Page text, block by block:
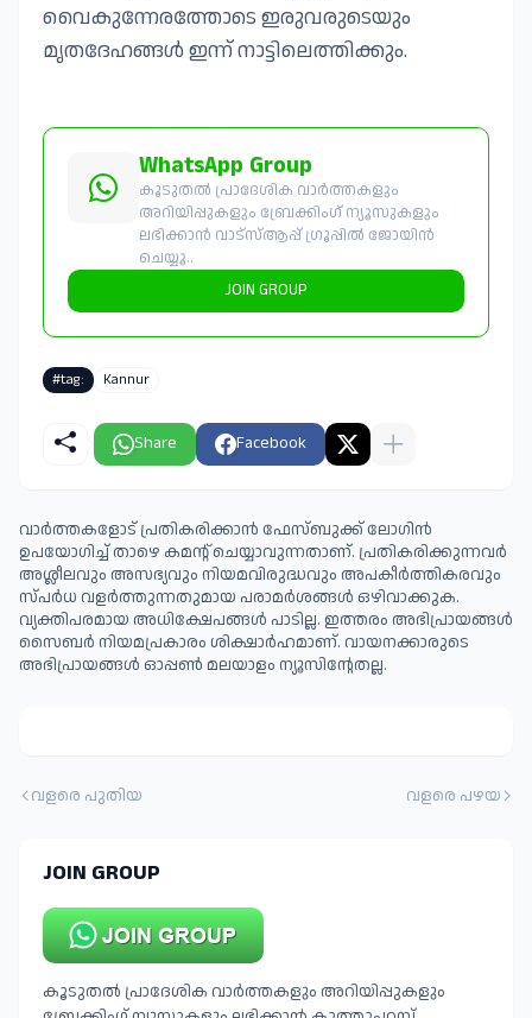
വൈകുന്നേരത്തോടെ ഇരുവരുടെയും
മൃതദേഹങ്ങൾ ഇന്ന് നാട്ടിലെത്തിക്കും.
WhatsApp Group
കൂടുതൽ പ്രാദേശിക വാർത്തകളും
അറിയിപ്പുകളും ബ്രേക്കിംഗ് ന്യൂസുകളും
ലഭിക്കാൻ വാട്സ്ആപ്പ് ഗ്രൂപ്പിൽ ജോയിൻ
ചെയ്യൂ..
JOIN GROUP
#tag: Kannur
Share Facebook
വാർത്തകളോട് പ്രതികരിക്കാൻ ഫേസ്ബുക്ക് ലോഗിൻ
ഉപയോഗിച്ച് താഴെ കമന്റ് ചെയ്യാവുന്നതാണ്. പ്രതികരിക്കുന്നവര്‍
അശ്ലീലവും അസഭ്യവും നിയമവിരുദ്ധവും അപകീര്‍ത്തികരവും
സ്പര്‍ധ വളര്‍ത്തുന്നതുമായ പരാമര്‍ശങ്ങള്‍ ഒഴിവാക്കുക.
വ്യക്തിപരമായ അധിക്ഷേപങ്ങള്‍ പാടില്ല. ഇത്തരം അഭിപ്രായങ്ങള്‍
സൈബര്‍ നിയമപ്രകാരം ശിക്ഷാര്‍ഹമാണ്. വായനക്കാരുടെ
അഭിപ്രായങ്ങള്‍ ഓപ്പൺ മലയാളം ന്യൂസിന്റേതല്ല.
വളരെ പുതിയ വളരെ പഴയ
JOIN GROUP
കൂടുതൽ പ്രാദേശിക വാർത്തകളും അറിയിപ്പുകളും